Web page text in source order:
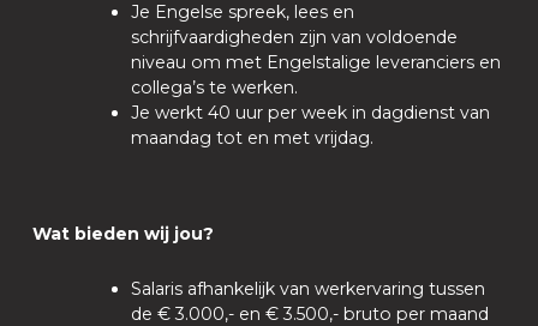
Je Engelse spreek, lees en
schrijfvaardigheden zijn van voldoende
niveau om met Engelstalige leveranciers en
collega’s te werken.
Je werkt 40 uur per week in dagdienst van
maandag tot en met vrijdag.
Wat bieden wij jou?
Salaris afhankelijk van werkervaring tussen
de € 3.000,- en € 3.500,- bruto per maand